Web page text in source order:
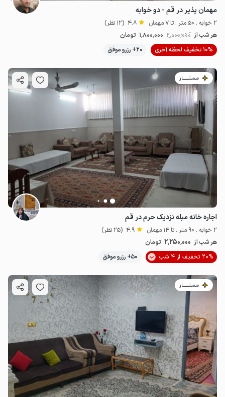
مهمان پذیر در قم - دو خوابه
2 خوابه . 50 متر . تا 7 مهمان 4.8 (12 نظر)
هر شب از 2٬000٬000 1٬800٬000 تومان
10% تخفیف لحظه آخری
20+ رزرو موفق
مـمـتــــــاز
اجاره خانه مبله نزدیک حرم در قم
2 خوابه . 90 متر . تا 14 مهمان 4.9 (25 نظر)
هر شب از 2٬250٬000 تومان
20% تخفیف از 4 شب
50+ رزرو موفق
مـمـتــــــاز